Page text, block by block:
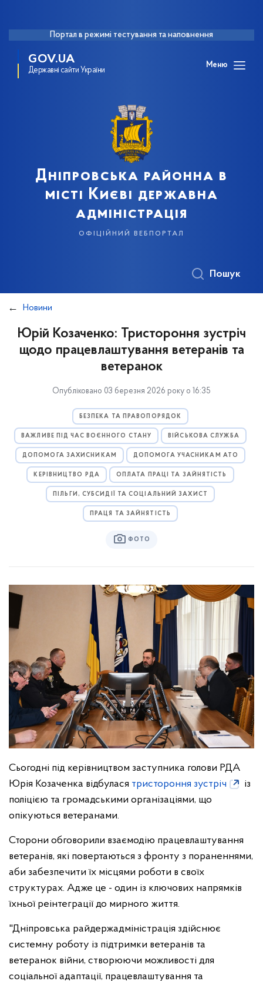
Портал в режимі тестування та наповнення
GOV.UA
Державні сайти України
Меню
Дніпровська районна в
місті Києві державна
адміністрація
офіційний вебпортал
Пошук
Новини
Юрій Козаченко: Тристороння зустріч
щодо працевлаштування ветеранів та
ветеранок
Опубліковано 03 березня 2026 року о 16:35
БЕЗПЕКА ТА ПРАВОПОРЯДОК
ВАЖЛИВЕ ПІД ЧАС ВОЄННОГО СТАНУ ВІЙСЬКОВА СЛУЖБА
ДОПОМОГА ЗАХИСНИКАМ ДОПОМОГА УЧАСНИКАМ АТО
КЕРІВНИЦТВО РДА ОПЛАТА ПРАЦІ ТА ЗАЙНЯТІСТЬ
ПІЛЬГИ, СУБСИДІЇ ТА СОЦІАЛЬНИЙ ЗАХИСТ
ПРАЦЯ ТА ЗАЙНЯТІСТЬ
ФОТО
Сьогодні під керівництвом заступника голови РДА
Юрія Козаченка відбулася тристороння зустріч
із
поліцією та громадськими організаціями, що
опікуються ветеранами.
Сторони обговорили взаємодію працевлаштування
ветеранів, які повертаються з фронту з пораненнями,
аби забезпечити їх місцями роботи в своїх
структурах. Адже це - один із ключових напрямків
їхньої реінтеграції до мирного життя.
"Дніпровська райдержадміністрація здійснює
системну роботу із підтримки ветеранів та
ветеранок війни, створюючи можливості для
соціальної адаптації, працевлаштування та